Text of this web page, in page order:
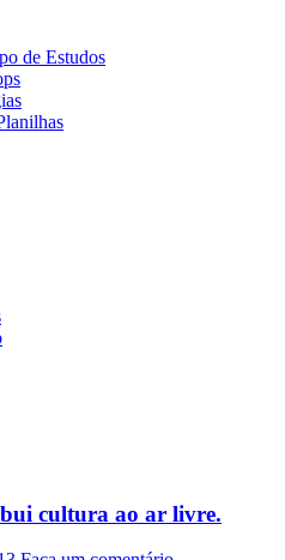
de Estudos
cultura ao ar livre.